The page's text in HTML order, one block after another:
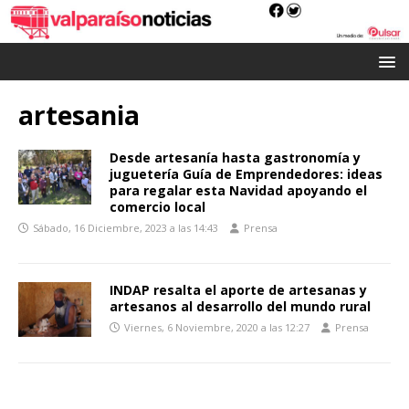
artesania
Desde artesanía hasta gastronomía y
juguetería Guía de Emprendedores: ideas
para regalar esta Navidad apoyando el
comercio local
Sábado, 16 Diciembre, 2023 a las 14:43 Prensa
INDAP resalta el aporte de artesanas y
artesanos al desarrollo del mundo rural
Viernes, 6 Noviembre, 2020 a las 12:27 Prensa